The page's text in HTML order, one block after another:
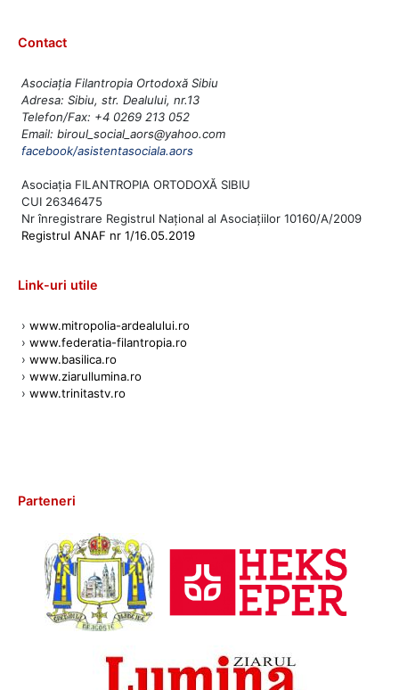
Contact
Asociația Filantropia Ortodoxă Sibiu
Adresa: Sibiu, str. Dealului, nr.13
Telefon/Fax: +4 0269 213 052
Email: biroul_social_aors@yahoo.com
facebook/asistentasociala.aors
Asociația FILANTROPIA ORTODOXĂ SIBIU
CUI 26346475
Nr înregistrare Registrul Național al Asociațiilor 10160/A/2009
Registrul ANAF nr 1/16.05.2019
Link-uri utile
› www.mitropolia-ardealului.ro
› www.federatia-filantropia.ro
› www.basilica.ro
› www.ziarullumina.ro
› www.trinitastv.ro
Parteneri